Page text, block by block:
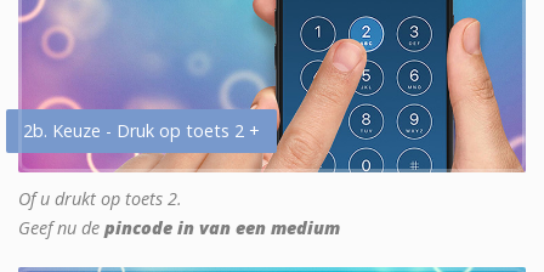
2b. Keuze - Druk op toets 2 +
Of u drukt op toets 2.
Geef nu de pincode in van een medium